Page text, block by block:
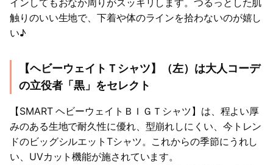
インしてもおなか周りがスッキリします。つるっとした肌
触りのいい生地で、下着や体のラインを拾わないのが嬉し
い♪
【ヘビーウェイトＴシャツ】（左）は大人コーデ
の立役者「黒」をセレクト
【SMART ヘビーウェイトＢＩＧＴシャツ】は、程よい厚
みのある生地で耐久性に優れ、型崩れしにくい、今トレン
ドのビッグシルエットTシャツ。これからの季節にうれし
い、UVカット機能が施されています。